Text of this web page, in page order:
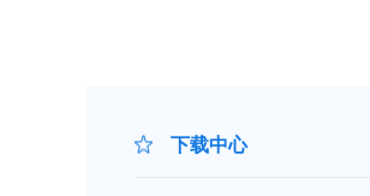
下载中心